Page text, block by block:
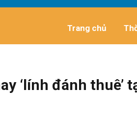
Trang chủ
‘lính đánh thuê’